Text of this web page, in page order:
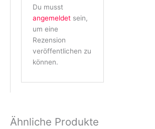
Du musst
angemeldet sein,
um eine
Rezension
veröffentlichen zu
können.
Ähnliche Produkte